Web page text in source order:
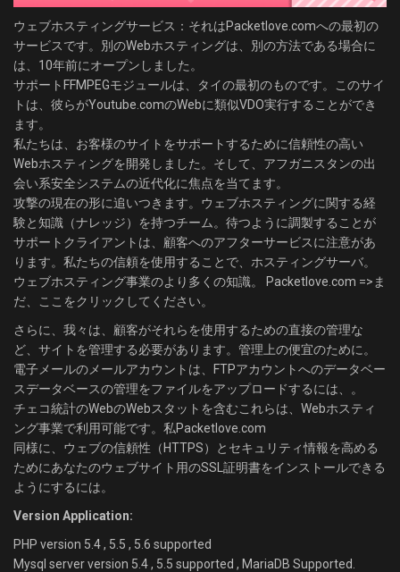
ウェブホスティングサービス：それはPacketlove.comへの最初の
サービスです。別のWebホスティングは、別の方法である場合に
は、10年前にオープンしました。
サポートFFMPEGモジュールは、タイの最初のものです。このサイ
トは、彼らがYoutube.comのWebに類似VDO実行することができ
ます。
私たちは、お客様のサイトをサポートするために信頼性の高い
Webホスティングを開発しました。そして、アフガニスタンの出
会い系安全システムの近代化に焦点を当てます。
攻撃の現在の形に追いつきます。ウェブホスティングに関する経
験と知識（ナレッジ）を持つチーム。待つように調製することが
サポートクライアントは、顧客へのアフターサービスに注意があ
ります。私たちの信頼を使用することで、ホスティングサーバ。
ウェブホスティング事業のより多くの知識。 Packetlove.com =>ま
だ、ここをクリックしてください。
さらに、我々は、顧客がそれらを使用するための直接の管理な
ど、サイトを管理する必要があります。管理上の便宜のために。
電子メールのメールアカウントは、FTPアカウントへのデータベー
スデータベースの管理をファイルをアップロードするには、。
チェコ統計のWebのWebスタットを含むこれらは、Webホスティ
ング事業で利用可能です。私Packetlove.com
同様に、ウェブの信頼性（HTTPS）とセキュリティ情報を高める
ためにあなたのウェブサイト用のSSL証明書をインストールできる
ようにするには。
Version Application:
PHP version 5.4 , 5.5 , 5.6 supported
Mysql server version 5.4 , 5.5 supported , MariaDB Supported.